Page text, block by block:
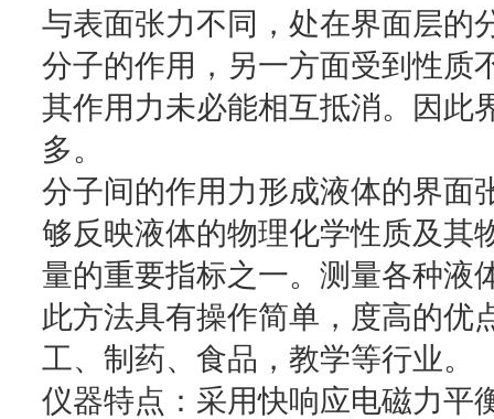
与表面张力不同，处在界面层的
分子的作用，另一方面受到性质
其作用力未必能相互抵消。因此
多。
分子间的作用力形成液体的界面
够反映液体的物理化学性质及其
量的重要指标之一。测量各种液
此方法具有操作简单，度高的优
工、制药、食品，教学等行业。
仪器特点：采用快响应电磁力平